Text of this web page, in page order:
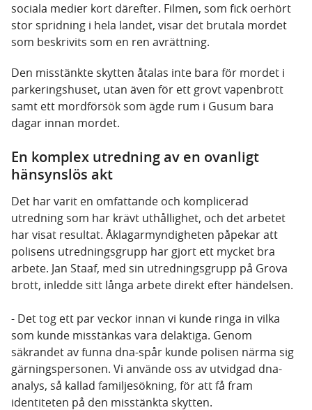
sociala medier kort därefter. Filmen, som fick oerhört
stor spridning i hela landet, visar det brutala mordet
som beskrivits som en ren avrättning.
Den misstänkte skytten åtalas inte bara för mordet i
parkeringshuset, utan även för ett grovt vapenbrott
samt ett mordförsök som ägde rum i Gusum bara
dagar innan mordet.
En komplex utredning av en ovanligt
hänsynslös akt
Det har varit en omfattande och komplicerad
utredning som har krävt uthållighet, och det arbetet
har visat resultat. Åklagarmyndigheten påpekar att
polisens utredningsgrupp har gjort ett mycket bra
arbete. Jan Staaf, med sin utredningsgrupp på Grova
brott, inledde sitt långa arbete direkt efter händelsen.
- Det tog ett par veckor innan vi kunde ringa in vilka
som kunde misstänkas vara delaktiga. Genom
säkrandet av funna dna-spår kunde polisen närma sig
gärningspersonen. Vi använde oss av utvidgad dna-
analys, så kallad familjesökning, för att få fram
identiteten på den misstänkta skytten.